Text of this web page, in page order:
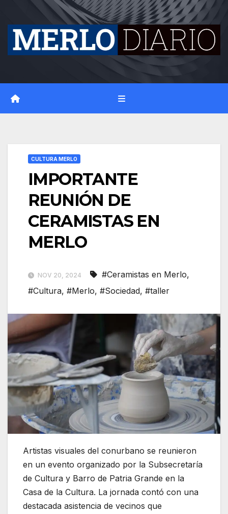
content
CULTURA MERLO
IMPORTANTE
REUNIÓN DE
CERAMISTAS EN
MERLO
NOV 20, 2024 #Ceramistas en Merlo,
#Cultura, #Merlo, #Sociedad, #taller
Artistas visuales del conurbano se reunieron
en un evento organizado por la Subsecretaría
de Cultura y Barro de Patria Grande en la
Casa de la Cultura. La jornada contó con una
destacada asistencia de vecinos que